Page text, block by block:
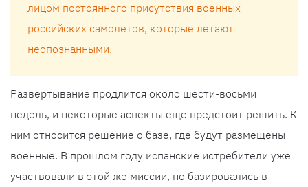
лицом постоянного присутствия военных
российских самолетов, которые летают
неопознанными.
Развертывание продлится около шести-восьми
недель, и некоторые аспекты еще предстоит решить. К
ним относится решение о базе, где будут размещены
военные. В прошлом году испанские истребители уже
участвовали в этой же миссии, но базировались в